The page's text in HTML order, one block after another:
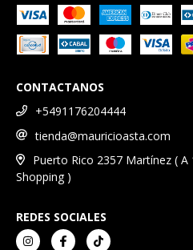
CONTACTANOS
+5491176204444
tienda@mauricioasta.com
Puerto Rico 2357 Martínez (
Shopping )
REDES SOCIALES